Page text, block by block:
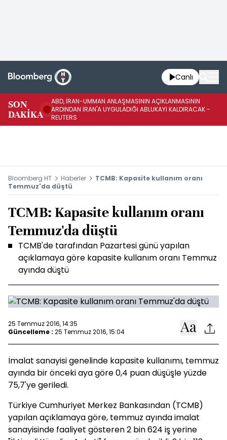
Canlı
SON
DAKİKA
ABD, İRAN-UMMAN ANLAŞMASININ AÇIKLANMASININ
ARDINDAN İRAN'A UYGULADIĞI ABLUKAYI KALDIRACAK -
REUTERS
Bloomberg HT Haberler
TCMB: Kapasite kullanım oranı
Temmuz'da düştü
TCMB: Kapasite kullanım oranı
Temmuz'da düştü
TCMB'de tarafından Pazartesi günü yapılan
açıklamaya göre kapasite kullanım oranı Temmuz
ayında düştü
25 Temmuz 2016, 14:35
Güncelleme : 25 Temmuz 2016, 15:04
İmalat sanayisi genelinde kapasite kullanımı, temmuz
ayında bir önceki aya göre 0,4 puan düşüşle yüzde
75,7'ye geriledi.
Türkiye Cumhuriyet Merkez Bankasından (TCMB)
yapılan açıklamaya göre, temmuz ayında imalat
sanayisinde faaliyet gösteren 2 bin 624 iş yerine